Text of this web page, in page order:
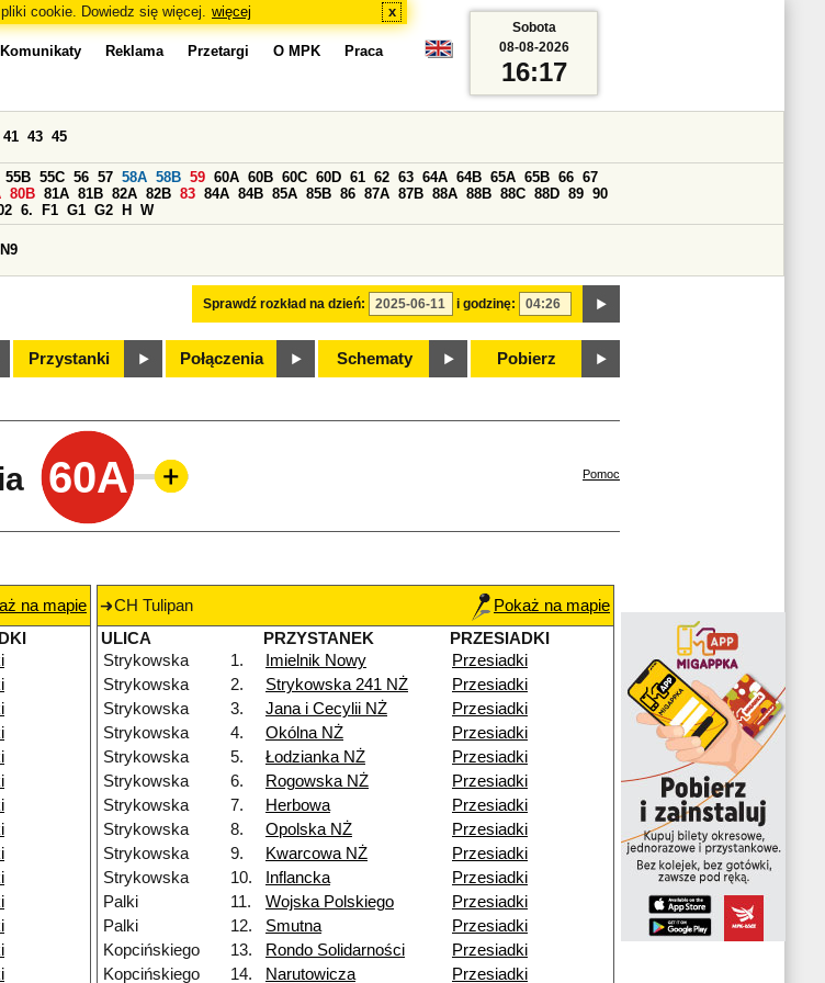
cookie. Dowiedz się więcej. więcej x
Komunikaty Reklama Przetargi O MPK Praca
Sprawdź rozkład na dzień: i godzinę:
41 43 45
55B 55C 56 57 58A 58B 59 60A 60B 60C 60D 61 62 63 64A 64B 65A 65B 66 67
80B 81A 81B 82A 82B 83 84A 84B 85A 85B 86 87A 87B 88A 88B 88C 88D 89 90
6. F1 G1 G2 H W
N9
Przystanki Połączenia Schematy Pobierz
Sobota
08-08-2026
16:17
60A Pomoc
na mapie
CH Tulipan
Pokaż na mapie
ULICA
PRZYSTANEK
PRZESIADKI
Strykowska
1. Imielnik Nowy
Przesiadki
Strykowska
2. Strykowska 241 NŻ
Przesiadki
Strykowska
3. Jana i Cecylii NŻ
Przesiadki
Strykowska
4. Okólna NŻ
Przesiadki
Strykowska
5. Łodzianka NŻ
Przesiadki
Strykowska
6. Rogowska NŻ
Przesiadki
Strykowska
7. Herbowa
Przesiadki
Strykowska
8. Opolska NŻ
Przesiadki
Strykowska
9. Kwarcowa NŻ
Przesiadki
Strykowska
10. Inflancka
Przesiadki
Palki
11. Wojska Polskiego
Przesiadki
Palki
12. Smutna
Przesiadki
Kopcińskiego
13. Rondo Solidarności
Przesiadki
Kopcińskiego
14. Narutowicza Przesiadki